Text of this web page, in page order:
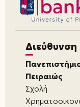
Διεύθυνση
Πειραιώς
Σχολή